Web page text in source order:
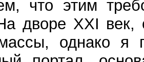
что этим
дворе XXI век,
однако я